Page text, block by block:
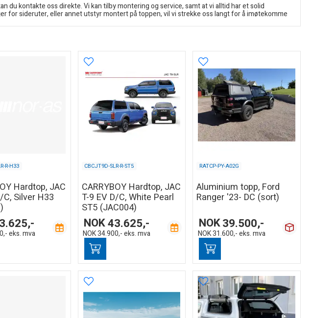
du kontakte oss direkte. Vi kan tilby montering og service, samt at vi alltid har et solid
for sideruter, eller annet utstyr montert på toppen, vil vi strekke oss langt for å imøtekomme
R-H33
Hardtop, JAC
C, Silver H33
eks. mva
CBCJT9D-SLR-R-ST5
CARRYBOY Hardtop, JAC
T-9 EV D/C, White Pearl
ST5 (JAC004)
NOK43.625,-
NOK34.900,-eks. mva
RATCP-PY-A02G
Aluminium topp, Ford
Ranger '23- DC (sort)
NOK39.500,-
NOK31.600,-eks. mva